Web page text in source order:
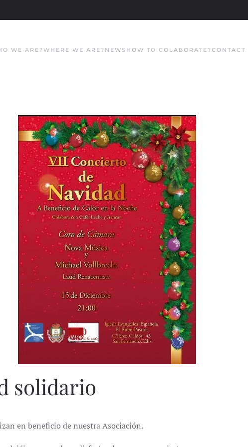
WE ARE?WHERE WE ARE? NEWS HOW TO COLABORATE?CONTACT
solidario
en beneficio de nuestra Asociación.